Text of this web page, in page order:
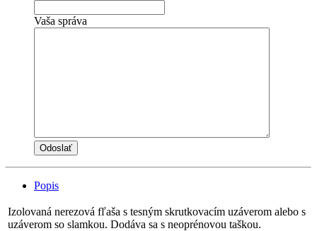
Vaša správa
Popis
Izolovaná nerezová fľaša s tesným skrutkovacím uzáverom alebo s
uzáverom so slamkou. Dodáva sa s neoprénovou taškou.